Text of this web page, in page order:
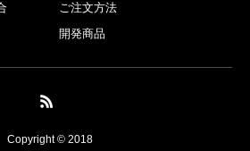
ご注文方法
開発商品
Copyright © 2018